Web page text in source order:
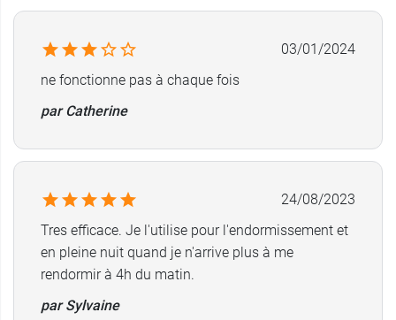
03/01/2024
ne fonctionne pas à chaque fois
par Catherine
24/08/2023
Tres efficace. Je l'utilise pour l'endormissement et
en pleine nuit quand je n'arrive plus à me
rendormir à 4h du matin.
par Sylvaine